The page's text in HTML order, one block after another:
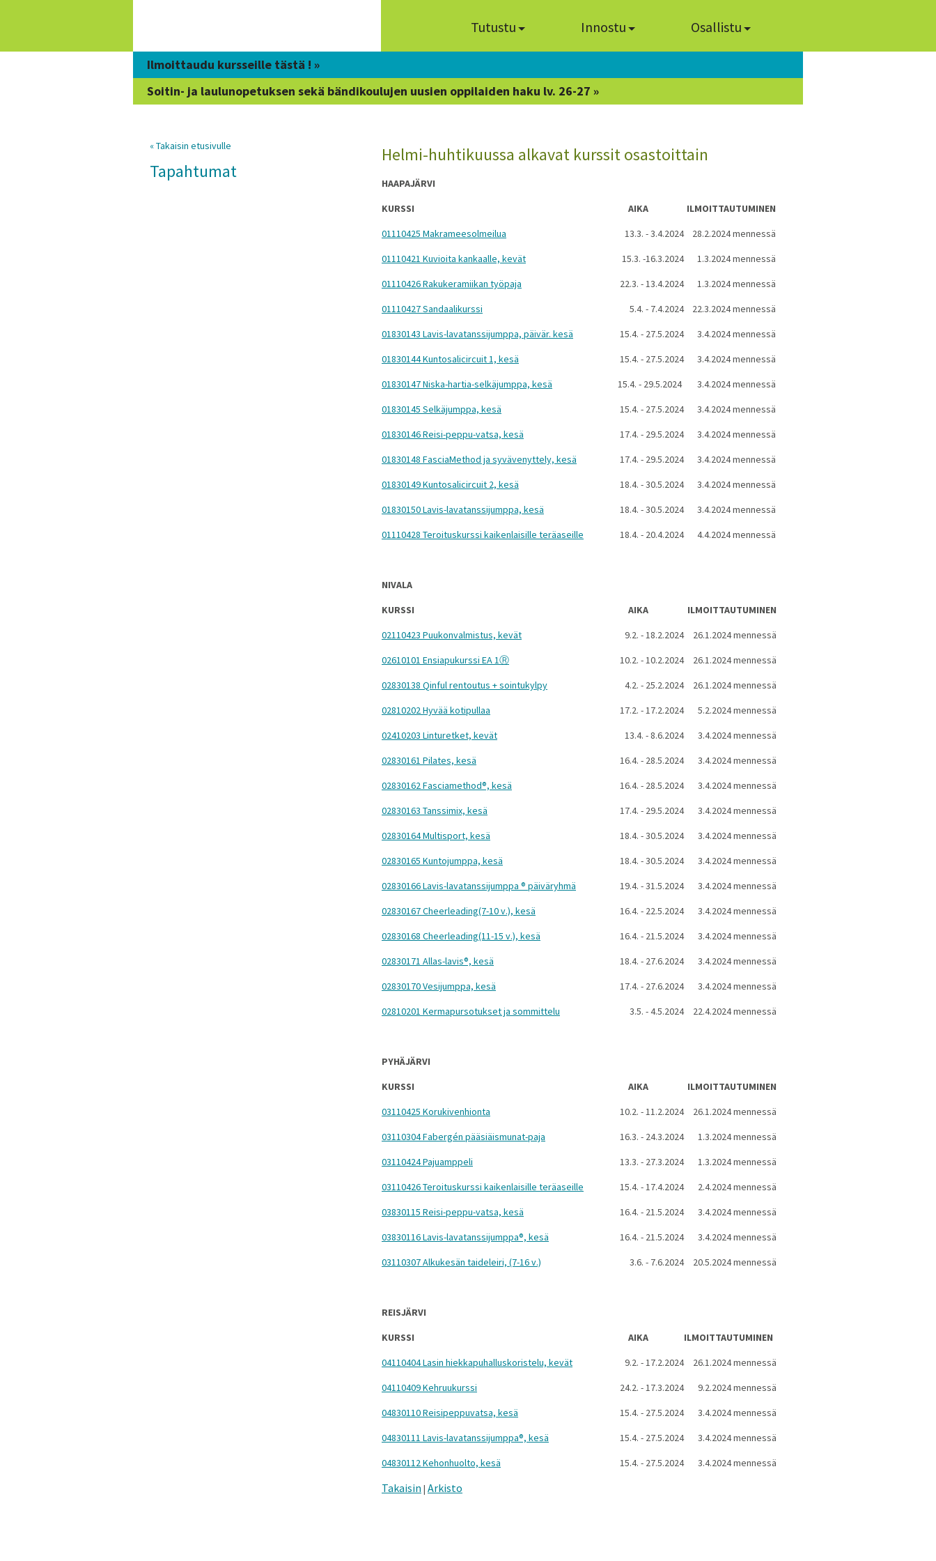
Tutustu Innostu Osallistu
Ilmoittaudu kursseille tästä ! »
Soitin- ja laulunopetuksen sekä bändikoulujen uusien oppilaiden haku lv. 26-27 »
Helmi-huhtikuussa alkavat kurssit osastoittain
HAAPAJÄRVI
KURSSI
AIKA
ILMOITTAUTUMINEN
01110425 Makrameesolmeilua
13.3. - 3.4.2024
28.2.2024 mennessä
01110421 Kuvioita kankaalle, kevät
15.3. -16.3.2024
1.3.2024 mennessä
01110426 Rakukeramiikan työpaja
22.3. - 13.4.2024
1.3.2024 mennessä
01110427 Sandaalikurssi
5.4. - 7.4.2024
22.3.2024 mennessä
01830143 Lavis-lavatanssijumppa, päivär. kesä
15.4. - 27.5.2024
3.4.2024 mennessä
01830144 Kuntosalicircuit 1, kesä
15.4. - 27.5.2024
3.4.2024 mennessä
01830147 Niska-hartia-selkäjumppa, kesä
15.4. - 29.5.2024
3.4.2024 mennessä
01830145 Selkäjumppa, kesä
15.4. - 27.5.2024
3.4.2024 mennessä
01830146 Reisi-peppu-vatsa, kesä
17.4. - 29.5.2024
3.4.2024 mennessä
01830148 FasciaMethod ja syvävenyttely, kesä
17.4. - 29.5.2024
3.4.2024 mennessä
01830149 Kuntosalicircuit 2, kesä
18.4. - 30.5.2024
3.4.2024 mennessä
01830150 Lavis-lavatanssijumppa, kesä
18.4. - 30.5.2024
3.4.2024 mennessä
01110428 Teroituskurssi kaikenlaisille teräaseille
18.4. - 20.4.2024 4.4.2024 mennessä
NIVALA
KURSSI
AIKA
ILMOITTAUTUMINEN
02110423 Puukonvalmistus, kevät
9.2. - 18.2.2024
26.1.2024 mennessä
02610101 Ensiapukurssi EA 1Ⓡ
10.2. - 10.2.2024
26.1.2024 mennessä
02830138 Qinful rentoutus + sointukylpy
4.2. - 25.2.2024
26.1.2024 mennessä
02810202 Hyvää kotipullaa
17.2. - 17.2.2024
5.2.2024 mennessä
02410203 Linturetket, kevät
13.4. - 8.6.2024
3.4.2024 mennessä
02830161 Pilates, kesä
16.4. - 28.5.2024
3.4.2024 mennessä
02830162 Fasciamethod®, kesä
16.4. - 28.5.2024
3.4.2024 mennessä
02830163 Tanssimix, kesä
17.4. - 29.5.2024
3.4.2024 mennessä
02830164 Multisport, kesä
18.4. - 30.5.2024
3.4.2024 mennessä
02830165 Kuntojumppa, kesä
18.4. - 30.5.2024
3.4.2024 mennessä
02830166 Lavis-lavatanssijumppa ® päiväryhmä
19.4. - 31.5.2024
3.4.2024 mennessä
02830167 Cheerleading(7-10 v.), kesä
16.4. - 22.5.2024
3.4.2024 mennessä
02830168 Cheerleading(11-15 v.), kesä
16.4. - 21.5.2024
3.4.2024 mennessä
02830171 Allas-lavis®, kesä
18.4. - 27.6.2024
3.4.2024 mennessä
02830170 Vesijumppa, kesä
17.4. - 27.6.2024
3.4.2024 mennessä
02810201 Kermapursotukset ja sommittelu
3.5. - 4.5.2024 22.4.2024 mennessä
PYHÄJÄRVI
KURSSI
AIKA
ILMOITTAUTUMINEN
03110425 Korukivenhionta
10.2. - 11.2.2024
26.1.2024 mennessä
03110304 Fabergén pääsiäismunat-paja
16.3. - 24.3.2024
1.3.2024 mennessä
03110424 Pajuamppeli
13.3. - 27.3.2024
1.3.2024 mennessä
03110426 Teroituskurssi kaikenlaisille teräaseille
15.4. - 17.4.2024
2.4.2024 mennessä
03830115 Reisi-peppu-vatsa, kesä
16.4. - 21.5.2024
3.4.2024 mennessä
03830116 Lavis-lavatanssijumppa®, kesä
16.4. - 21.5.2024
3.4.2024 mennessä
03110307 Alkukesän taideleiri, (7-16 v.)
3.6. - 7.6.2024 20.5.2024 mennessä
REISJÄRVI
KURSSI
AIKA
ILMOITTAUTUMINEN
04110404 Lasin hiekkapuhalluskoristelu, kevät
9.2. - 17.2.2024
26.1.2024 mennessä
04110409 Kehruukurssi
24.2. - 17.3.2024
9.2.2024 mennessä
04830110 Reisipeppuvatsa, kesä
15.4. - 27.5.2024
3.4.2024 mennessä
04830111 Lavis-lavatanssijumppa®, kesä
15.4. - 27.5.2024
3.4.2024 mennessä
04830112 Kehonhuolto, kesä
15.4. - 27.5.2024 3.4.2024 mennessä
Takaisin | Arkisto
« Takaisin etusivulle
Tapahtumat